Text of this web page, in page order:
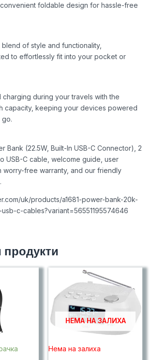
foldable design for hassle-free
of style and functionality,
to effortlessly fit into your pocket or
charging during your travels with the
capacity, keeping your devices powered
Bank (22.5W, Built-In USB-C Connector), 2
USB-C cable, welcome guide, user
worry-free warranty, and our friendly
uk/products/a1681-power-bank-20k-
c-cables?variant=56551195574646
НЕМА НА ЗАЛИХА
Нема на залиха